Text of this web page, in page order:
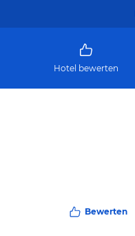
Hotel bewerten
Bewerten